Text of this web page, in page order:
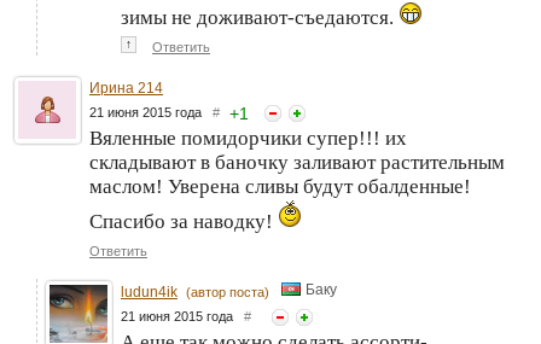
зимы не доживают-съедаются.
↑ Ответить
Ирина 214
21 июня 2015 года # +1
Вяленные помидорчики супер!!! их
складывают в баночку заливают растительным
маслом! Уверена сливы будут обалденные!
Спасибо за наводку!
Ответить
ludun4ik (автор поста) Баку
21 июня 2015 года #